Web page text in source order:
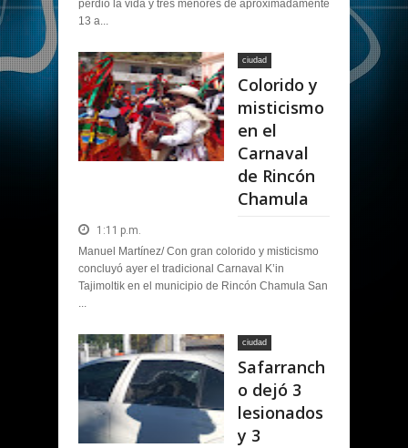
perdió la vida y tres menores de aproximadamente
13 a...
ciudad
Colorido y
misticismo
en el
Carnaval
de Rincón
Chamula
1:11 p.m.
Manuel Martínez/ Con gran colorido y misticismo
concluyó ayer el tradicional Carnaval K’in
Tajimoltik en el municipio de Rincón Chamula San
...
ciudad
Safarranch
o dejó 3
lesionados
y 3